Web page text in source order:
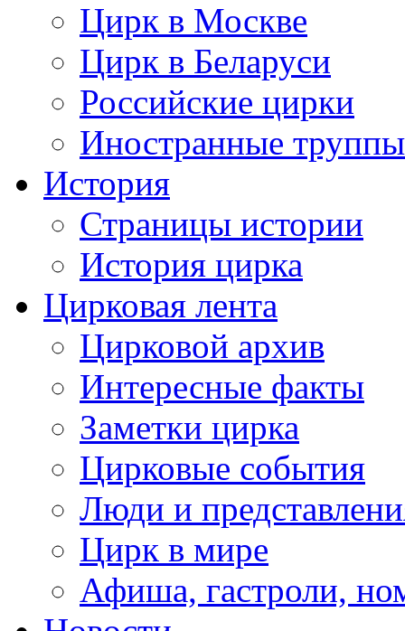
Цирк в Москве
Цирк в Беларуси
Российские цирки
Иностранные труппы
История
Страницы истории
История цирка
Цирковая лента
Цирковой архив
Интересные факты
Заметки цирка
Цирковые события
Люди и
Цирк в мире
Афиша, гастроли,